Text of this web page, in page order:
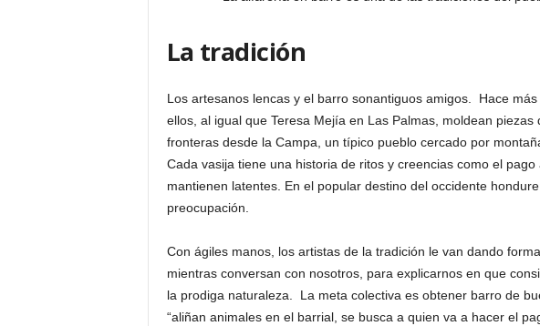
La tradición
Los artesanos lencas y el barro sonantiguos amigos. Hace
ellos, al igual que Teresa Mejía en Las Palmas, moldean
fronteras desde la Campa, un típico pueblo cercado por
Cada vasija tiene una historia de ritos y creencias como el
mantienen latentes. En el popular destino del occidente
preocupación.
Con ágiles manos, los artistas de la tradición le van dando
mientras conversan con nosotros, para explicarnos en que
la prodiga naturaleza. La meta colectiva es obtener barro de
“aliñan animales en el barrial, se busca a quien va a hacer el